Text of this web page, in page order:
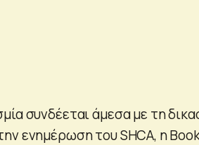
συνδέεται άμεσα με τη
ενημέρωση του SHCA, η